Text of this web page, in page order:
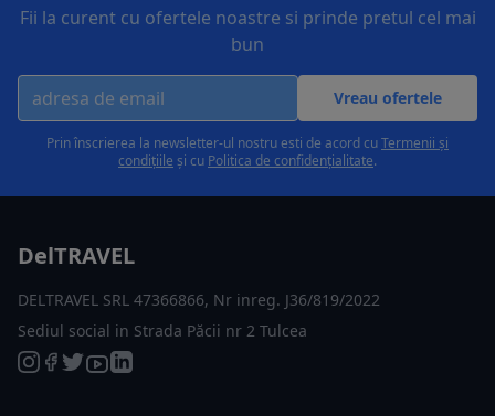
Fii la curent cu ofertele noastre si prinde pretul cel mai
bun
Vreau ofertele
Prin înscrierea la newsletter-ul nostru esti de acord cuTermenii și
condițiile și cu Politica de confidențialitate.
DelTRAVEL
DELTRAVEL SRL 47366866, Nr inreg. J36/819/2022
Sediul social in Strada Păcii nr 2 Tulcea